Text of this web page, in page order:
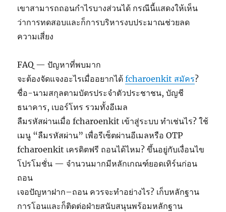
เขาสามารถถอนกำไรบางส่วนได้ กรณีนี้แสดงให้เห็น
ว่าการทดสอบและก็การบริหารงบประมาณช่วยลด
ความเสี่ยง
FAQ — ปัญหาที่พบมาก
จะต้องจัดแจงอะไรเมื่ออยากได้fcharoenkit สมัคร?
ชื่อ-นามสกุลตามบัตรประจำตัวประชาชน, บัญชี
ธนาคาร, เบอร์โทร รวมทั้งอีเมล
ลืมรหัสผ่านเมื่อ fcharoenkit เข้าสู่ระบบ ทำเช่นไร? ใช้
เมนู “ลืมรหัสผ่าน” เพื่อรีเซ็ตผ่านอีเมลหรือ OTP
fcharoenkit เครดิตฟรี ถอนได้ไหม? ขึ้นอยู่กับเงื่อนไข
โปรโมชั่น — จำนวนมากมีหลักเกณฑ์ยอดเทิร์นก่อน
ถอน
เจอปัญหาฝาก–ถอน ควรจะทำอย่างไร? เก็บหลักฐาน
การโอนและก็ติดต่อฝ่ายสนับสนุนพร้อมหลักฐาน